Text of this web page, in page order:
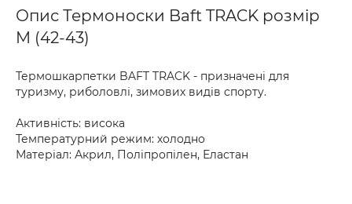
Опис Термоноски Baft TRACK розмір
M (42-43)
Термошкарпетки BAFT TRACK - призначені для
туризму, риболовлі, зимових видів спорту.
Активність: висока
Температурний режим: холодно
Матеріал: Акрил, Поліпропілен, Еластан